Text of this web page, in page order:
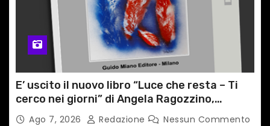
E’ uscito il nuovo libro “Luce che resta – Ti
cerco nei giorni” di Angela Ragozzino,
medico primario di Capua
Ago 7, 2026 Redazione Nessun Commento